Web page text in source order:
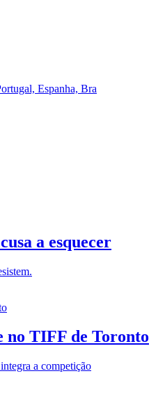
Espanha, Bra
a esquecer
no TIFF de Toronto
a competição